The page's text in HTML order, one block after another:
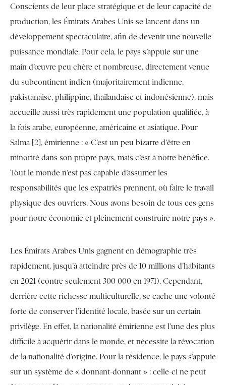
Conscients de leur place stratégique et de leur capacité de
production, les Émirats Arabes Unis se lancent dans un
développement spectaculaire, afin de devenir une nouvelle
puissance mondiale. Pour cela, le pays s’appuie sur une
main d’œuvre peu chère et nombreuse, directement venue
du subcontinent indien (majoritairement indienne,
pakistanaise, philippine, thaïlandaise et indonésienne), mais
accueille aussi très rapidement une population qualifiée, à
la fois arabe, européenne, américaine et asiatique. Pour
Salma [2], émirienne : « C’est un peu bizarre d’être en
minorité dans son propre pays, mais c’est à notre bénéfice.
Tout le monde n’est pas capable d’assumer les
responsabilités que les expatriés prennent, où faire le travail
physique des ouvriers. Nous avons besoin de tous ces gens
pour notre économie et pleinement construire notre pays ».
Les Émirats Arabes Unis gagnent en démographie très
rapidement, jusqu’à atteindre près de 10 millions d’habitants
en 2021 (contre seulement 300 000 en 1971). Cependant,
derrière cette richesse multiculturelle, se cache une volonté
forte de conserver l’identité locale, basée sur un certain
privilège. En effet, la nationalité émirienne est l’une des plus
difficile à acquérir dans le monde, et nécessite la révocation
de la nationalité d’origine. Pour la résidence, le pays s’appuie
sur un système de « donnant-donnant » : celle-ci ne peut